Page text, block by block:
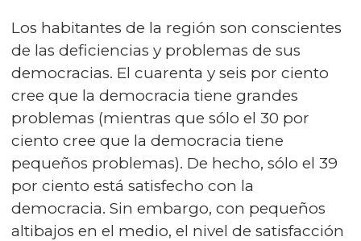
Los habitantes de la región son conscientes
de las deficiencias y problemas de sus
democracias. El cuarenta y seis por ciento
cree que la democracia tiene grandes
problemas (mientras que sólo el 30 por
ciento cree que la democracia tiene
pequeños problemas). De hecho, sólo el 39
por ciento está satisfecho con la
democracia. Sin embargo, con pequeños
altibajos en el medio, el nivel de satisfacción